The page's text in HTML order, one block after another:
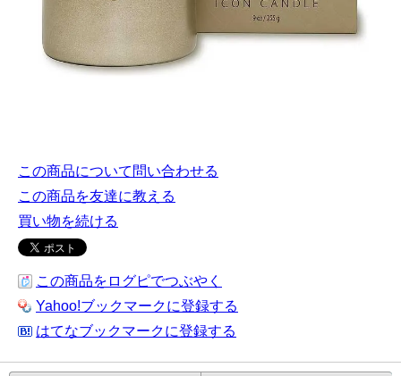
この商品について問い合わせる
この商品を友達に教える
買い物を続ける
この商品をログピでつぶやく
Yahoo!ブックマークに登録する
はてなブックマークに登録する